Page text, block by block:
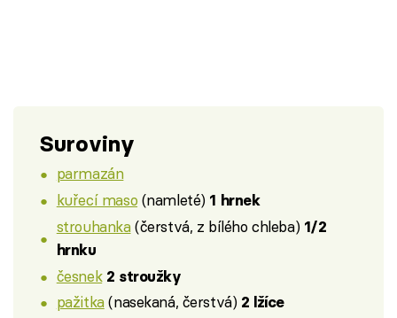
Suroviny
parmazán
kuřecí maso (namleté) 1 hrnek
strouhanka(čerstvá, z bílého chleba) 1/2
hrnku
česnek 2 stroužky
pažitka(nasekaná, čerstvá) 2 lžíce